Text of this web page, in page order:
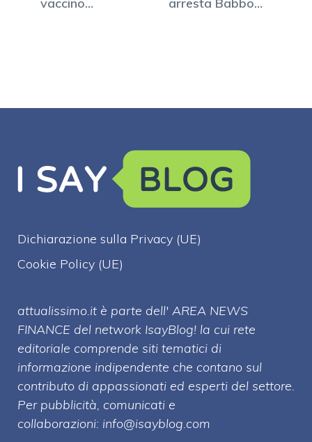
Dichiarazione sulla Privacy (UE)
Cookie Policy (UE)
attualissimo.it è parte dell' AREA NEWS
FINANCE del network IsayBlog! la cui rete
editoriale comprende siti tematici di
informazione indipendente che contano sul
contributo di appassionati ed esperti del settore.
Per pubblicità, comunicati e
collaborazioni: info@isayblog.com